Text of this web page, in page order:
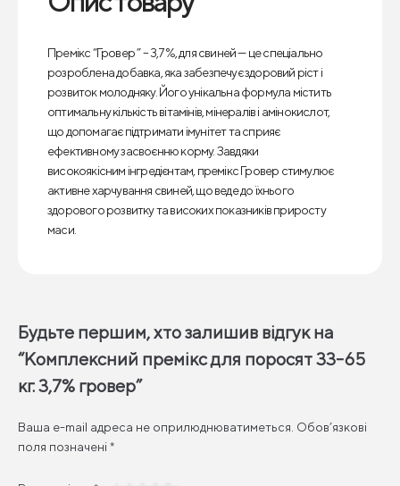
Премікс “Гровер ” – 3,7%, для свиней — це спеціально
розроблена добавка, яка забезпечує здоровий ріст і
розвиток молодняку. Його унікальна формула містить
оптимальну кількість вітамінів, мінералів і амінокислот,
що допомагає підтримати імунітет та сприяє
ефективному засвоєнню корму. Завдяки
високоякісним інгредієнтам, премікс Гровер стимулює
активне харчування свиней, що веде до їхнього
здорового розвитку та високих показників приросту
маси.
Будьте першим, хто залишив відгук на
“Комплексний премікс для поросят 33-65
кг. 3,7% гровер”
Ваша e-mail адреса не оприлюднюватиметься. Обов’язкові
поля позначені *